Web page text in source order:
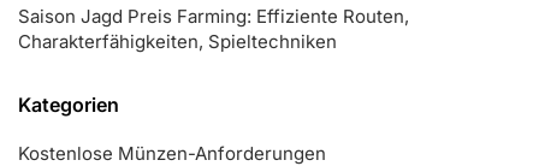
Saison Jagd Preis Farming: Effiziente Routen,
Charakterfähigkeiten, Spieltechniken
Kategorien
Kostenlose Münzen-Anforderungen